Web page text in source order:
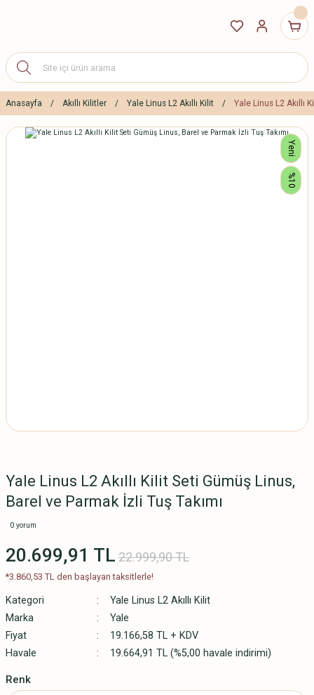
Anasayfa Akıllı Kilitler Yale Linus L2 Akıllı Kilit Yale Linus L2 Akıllı
Yeni
%10
Yale Linus L2 Akıllı Kilit Seti Gümüş Linus,
Barel ve Parmak İzli Tuş Takımı
0 yorum
20.699,91 TL 22.999,90 TL
*3.860,53 TL den başlayan taksitlerle!
Kategori
Yale Linus L2 Akıllı Kilit
Marka
Yale
Fiyat
19.166,58 TL + KDV
Havale
19.664,91 TL (%5,00 havale indirimi)
Renk